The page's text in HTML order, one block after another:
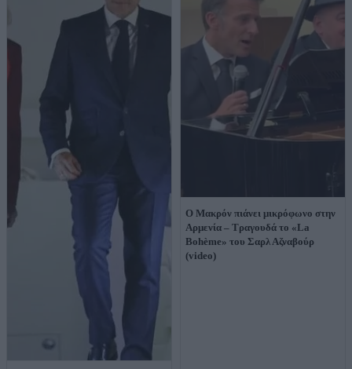
Ο Μακρόν πιάνει μικρόφωνο στην
Αρμενία – Τραγουδά το «La
Bohème» του Σαρλ Αζναβούρ
(video)